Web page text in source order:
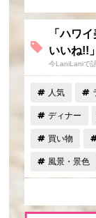
「ハワ
いいね!!
今LaniLaniで
人気
ディナー
買い物
風景・景色